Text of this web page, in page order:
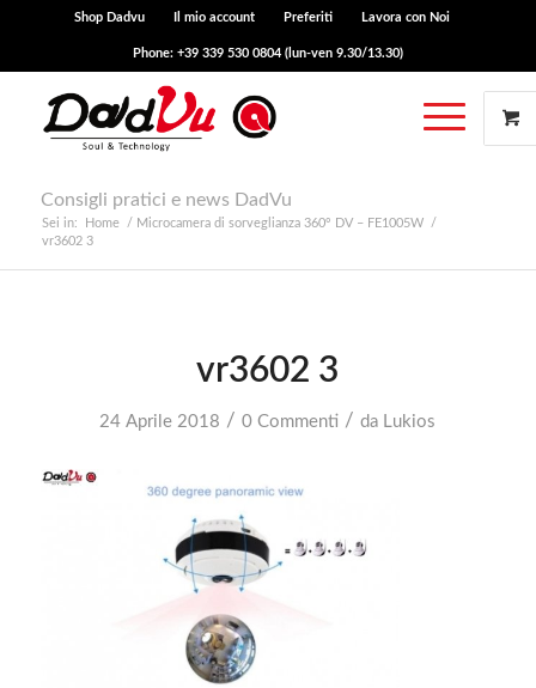
Shop Dadvu Il mio account Preferiti Lavora con Noi
Phone: +39 339 530 0804 (lun-ven 9.30/13.30)
Consigli pratici e news DadVu
Sei in: Home / Microcamera di sorveglianza 360° DV – FE1005W
/
vr3602 3
vr3602 3
24 Aprile 2018 / 0 Commenti / da Lukios